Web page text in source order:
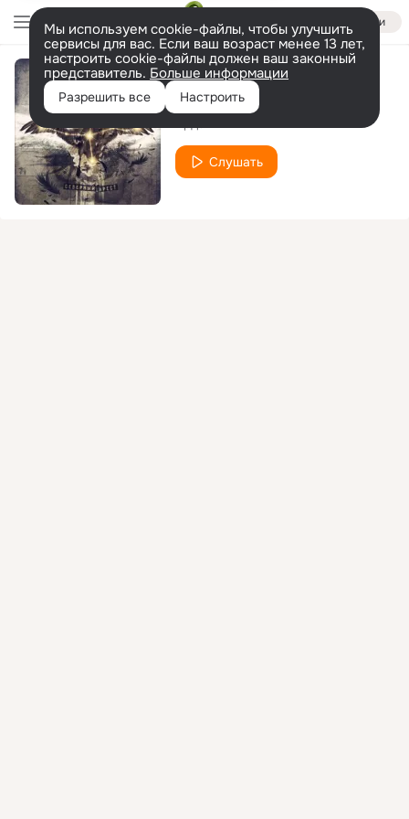
Войти
Мы используем cookie-файлы, чтобы улучшить
сервисы для вас. Если ваш возраст менее 13 лет,
настроить cookie-файлы должен ваш законный
представитель. Больше информации
Разрешить все Настроить
Мёртвая вода
Слушать